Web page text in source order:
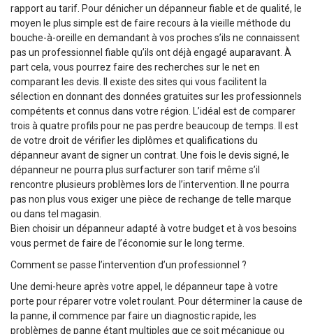
rapport au tarif. Pour dénicher un dépanneur fiable et de qualité, le
moyen le plus simple est de faire recours à la vieille méthode du
bouche-à-oreille en demandant à vos proches s’ils ne connaissent
pas un professionnel fiable qu’ils ont déjà engagé auparavant. À
part cela, vous pourrez faire des recherches sur le net en
comparant les devis. Il existe des sites qui vous facilitent la
sélection en donnant des données gratuites sur les professionnels
compétents et connus dans votre région. L’idéal est de comparer
trois à quatre profils pour ne pas perdre beaucoup de temps. Il est
de votre droit de vérifier les diplômes et qualifications du
dépanneur avant de signer un contrat. Une fois le devis signé, le
dépanneur ne pourra plus surfacturer son tarif même s’il
rencontre plusieurs problèmes lors de l’intervention. Il ne pourra
pas non plus vous exiger une pièce de rechange de telle marque
ou dans tel magasin.
Bien choisir un dépanneur adapté à votre budget et à vos besoins
vous permet de faire de l’économie sur le long terme.
Comment se passe l’intervention d’un professionnel ?
Une demi-heure après votre appel, le dépanneur tape à votre
porte pour réparer votre volet roulant. Pour déterminer la cause de
la panne, il commence par faire un diagnostic rapide, les
problèmes de panne étant multiples que ce soit mécanique ou